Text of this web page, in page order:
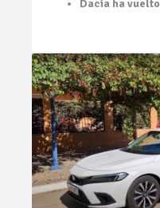
Dacia ha